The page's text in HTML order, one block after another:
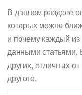
В данном разделе
которых можно
и почему каждый из
данными статьями,
других, отличных
другого.